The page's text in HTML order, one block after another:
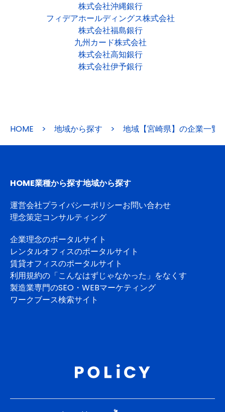
株式会社沖縄銀行
フィデアホールディングス株式会社
株式会社福島銀行
九州カード株式会社
株式会社高知銀行
株式会社伊予銀行
HOME > 地域から探す > 地域【宮崎県】の企業一覧
HOME業種から探す地域から探す
運営会社プライバシーポリシーお問い合わせ
理念策定コンサルティング
企業理念のポータルサイト
レンタルオフィスのポータルサイト
賃貸オフィスのポータルサイト
利用規約の「こんなはずじゃなかった」をなくす
製造業専門のSEO・WEBマーケティング
ワークブース検索サイト